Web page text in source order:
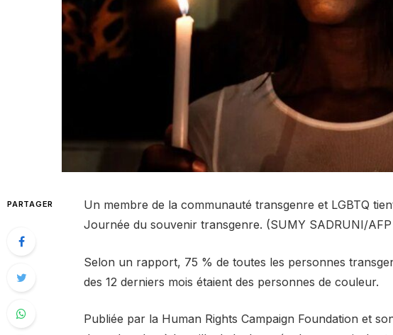
PARTAGER
Un membre de la communauté transgenre et LGBTQ
Journée du souvenir transgenre. (SUMY SADRUNI/AFP
Selon un rapport, 75 % de toutes les personnes
des 12 derniers mois étaient des personnes de couleur.
Publiée par la Human Rights Campaign Foundation et